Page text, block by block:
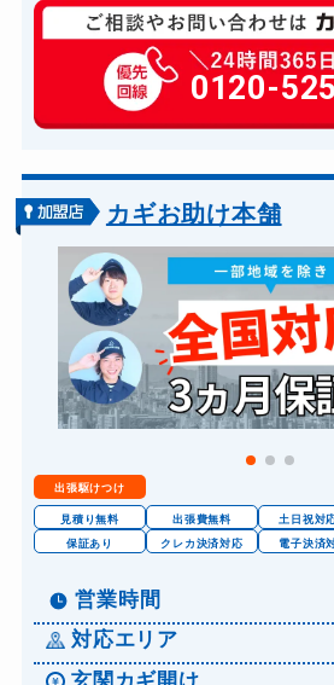
玄関カギ修理
玄関カギ作成
玄関カギ交換
バイクカギ開け
バイクカギ作成
スーツケースカギ開け
スーツケースカギ作成
金庫カギ開け
金庫カギ修理
ロッカーカギ開け
ドアノブカギ開け
ドアノブカギ作成
ドアノブカギ交換
0120-
カギお助け本舗
出張駆けつけ
見積り無料 出張費無料 土日祝対
保証あり
クレカ決済対応 電子決済
営業時間
対応エリア